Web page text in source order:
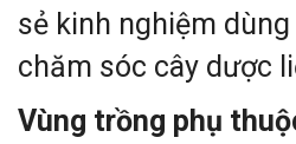
sẻ kinh nghiệm
chăm sóc cây dược
Vùng trồng phụ